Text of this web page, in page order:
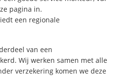
pagina in.
een regionale
van een
Wij werken samen met alle
verzekering komen we deze